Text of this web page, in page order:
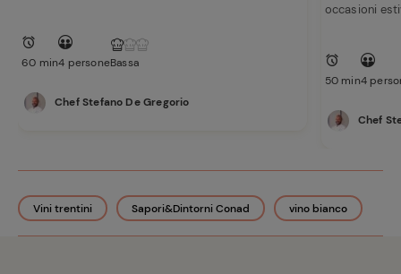
60 min4 personeBassa
Chef Stefano De Gregorio
occasioni
50 min4
Chef
Vini trentini Sapori&Dintorni Conad vino bianco